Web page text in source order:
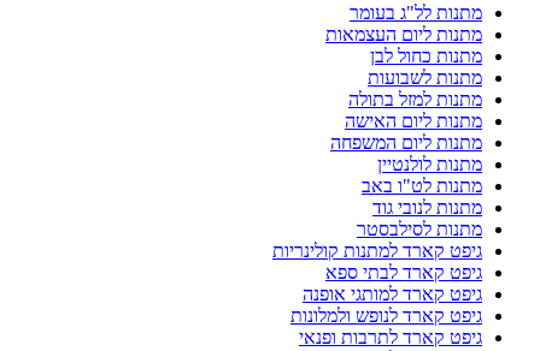
מתנות לל"ג בעומר
מתנות ליום העצמאות
מתנות כחול לבן
מתנות לשבועות
מתנות למזל בתולה
מתנות ליום האישה
מתנות ליום המשפחה
מתנות לולנטיין
מתנות לט"ו באב
מתנות לנובי גוד
מתנות לסילבסטר
גיפט קארד למתנות קולינריות
גיפט קארד לבתי ספא
גיפט קארד למותגי אופנה
גיפט קארד לנופש ולמלונות
גיפט קארד לתרבות ופנאי